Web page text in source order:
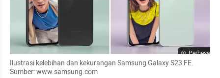
Perbesar
Ilustrasi kelebihan dan kekurangan Samsung Galaxy S23 FE.
Sumber: www.samsung.com